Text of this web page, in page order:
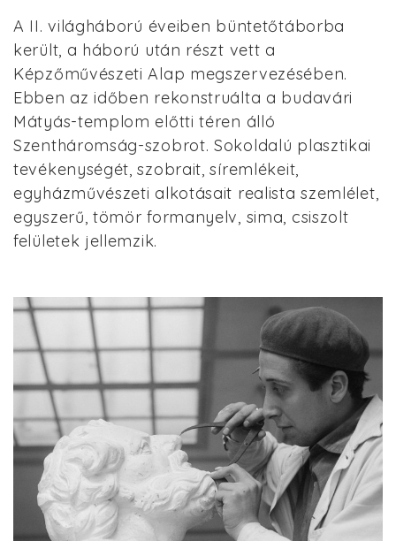
A II. világháború éveiben büntetőtáborba
került, a háború után részt vett a
Képzőművészeti Alap megszervezésében.
Ebben az időben rekonstruálta a budavári
Mátyás-templom előtti téren álló
Szentháromság-szobrot. Sokoldalú plasztikai
tevékenységét, szobrait, síremlékeit,
egyházművészeti alkotásait realista szemlélet,
egyszerű, tömör formanyelv, sima, csiszolt
felületek jellemzik.